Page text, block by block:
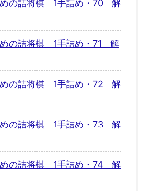
めの詰将棋 1手詰め・70 解
めの詰将棋 1手詰め・71 解
めの詰将棋 1手詰め・72 解
めの詰将棋 1手詰め・73 解
めの詰将棋 1手詰め・74 解